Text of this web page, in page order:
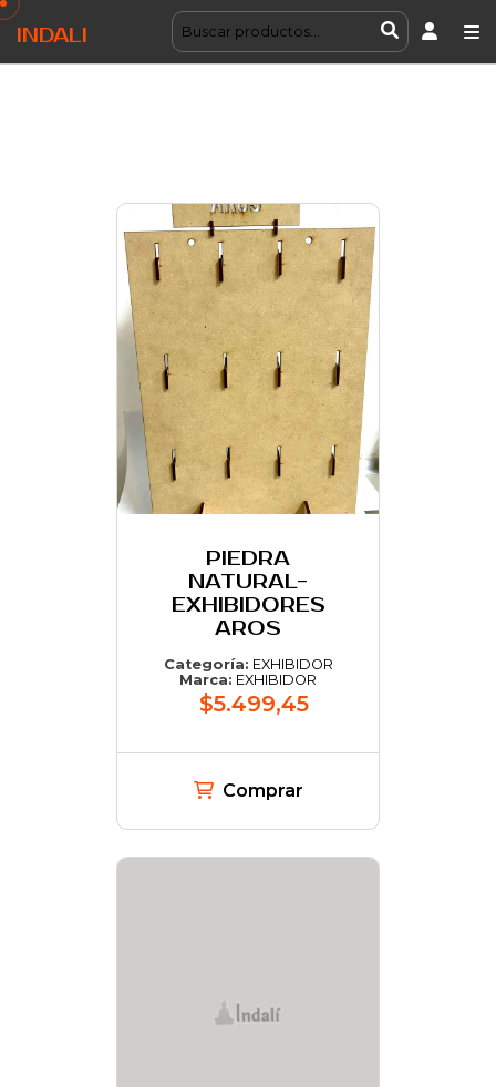
INDALI
PIEDRA
NATURAL-
EXHIBIDORES
AROS
Categoría: EXHIBIDOR
Marca: EXHIBIDOR
$5.499,45
Comprar